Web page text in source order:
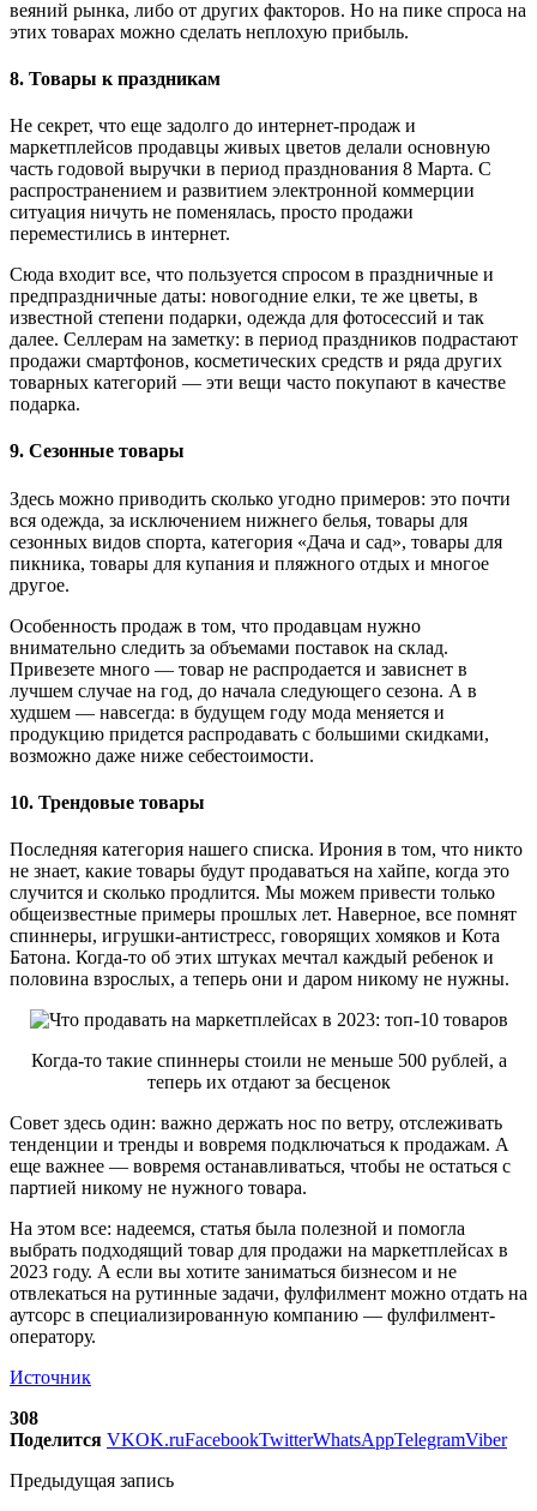
веяний рынка, либо от других факторов. Но на пике спроса на
этих товарах можно сделать неплохую прибыль.
8. Товары к праздникам
Не секрет, что еще задолго до интернет-продаж и
маркетплейсов продавцы живых цветов делали основную
часть годовой выручки в период празднования 8 Марта. С
распространением и развитием электронной коммерции
ситуация ничуть не поменялась, просто продажи
переместились в интернет.
Сюда входит все, что пользуется спросом в праздничные и
предпраздничные даты: новогодние елки, те же цветы, в
известной степени подарки, одежда для фотосессий и так
далее. Селлерам на заметку: в период праздников подрастают
продажи смартфонов, косметических средств и ряда других
товарных категорий — эти вещи часто покупают в качестве
подарка.
9. Сезонные товары
Здесь можно приводить сколько угодно примеров: это почти
вся одежда, за исключением нижнего белья, товары для
сезонных видов спорта, категория «Дача и сад», товары для
пикника, товары для купания и пляжного отдых и многое
другое.
Особенность продаж в том, что продавцам нужно
внимательно следить за объемами поставок на склад.
Привезете много — товар не распродается и зависнет в
лучшем случае на год, до начала следующего сезона. А в
худшем — навсегда: в будущем году мода меняется и
продукцию придется распродавать с большими скидками,
возможно даже ниже себестоимости.
10. Трендовые товары
Последняя категория нашего списка. Ирония в том, что никто
не знает, какие товары будут продаваться на хайпе, когда это
случится и сколько продлится. Мы можем привести только
общеизвестные примеры прошлых лет. Наверное, все помнят
спиннеры, игрушки-антистресс, говорящих хомяков и Кота
Батона. Когда-то об этих штуках мечтал каждый ребенок и
половина взрослых, а теперь они и даром никому не нужны.
Когда-то такие спиннеры стоили не меньше 500 рублей, а
теперь их отдают за бесценок
Совет здесь один: важно держать нос по ветру, отслеживать
тенденции и тренды и вовремя подключаться к продажам. А
еще важнее — вовремя останавливаться, чтобы не остаться с
партией никому не нужного товара.
На этом все: надеемся, статья была полезной и помогла
выбрать подходящий товар для продажи на маркетплейсах в
2023 году. А если вы хотите заниматься бизнесом и не
отвлекаться на рутинные задачи, фулфилмент можно отдать на
аутсорс в специализированную компанию — фулфилмент-
оператору.
Источник
308
Поделится VKOK.ruFacebookTwitterWhatsAppTelegramViber
Предыдущая запись